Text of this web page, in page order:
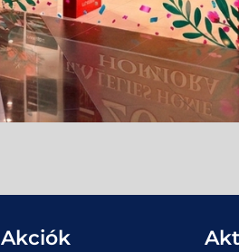
Akciók